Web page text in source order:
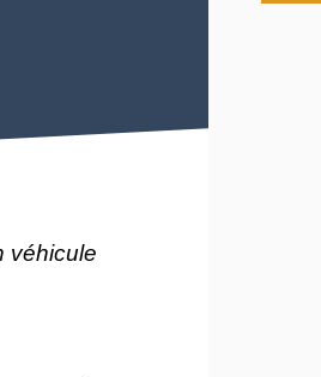
véhicule